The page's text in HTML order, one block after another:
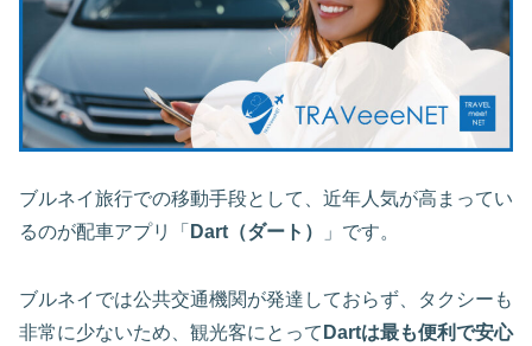
ブルネイ旅行での移動手段として、近年人気が高まってい
るのが配車アプリ「 Dart（ダート） 」です。
ブルネイでは公共交通機関が発達しておらず、タクシーも
非常に少ないため、観光客にとって Dartは最も便利で安心